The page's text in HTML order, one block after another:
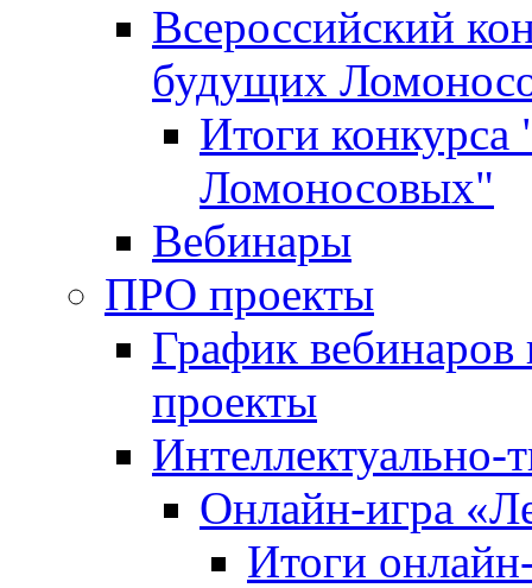
Всероссийский
будущих
Итоги
Ломоносовых"
Вебинары
ПРО проекты
График
проекты
Интеллектуально-
Онлайн-игра
Итоги